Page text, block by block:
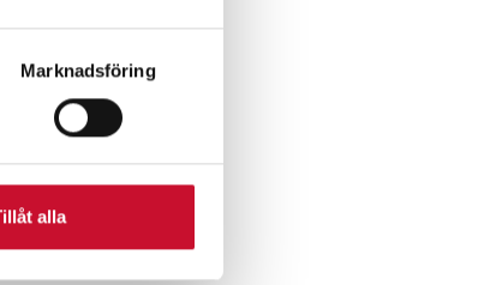
Marknadsföring
alla